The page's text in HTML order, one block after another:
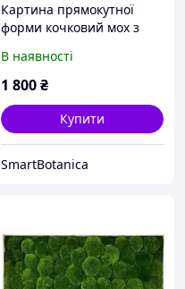
Картина прямокутної
форми кочковий мох з
кольорів
В наявності
1 800₴
Купити
SmartBotanica